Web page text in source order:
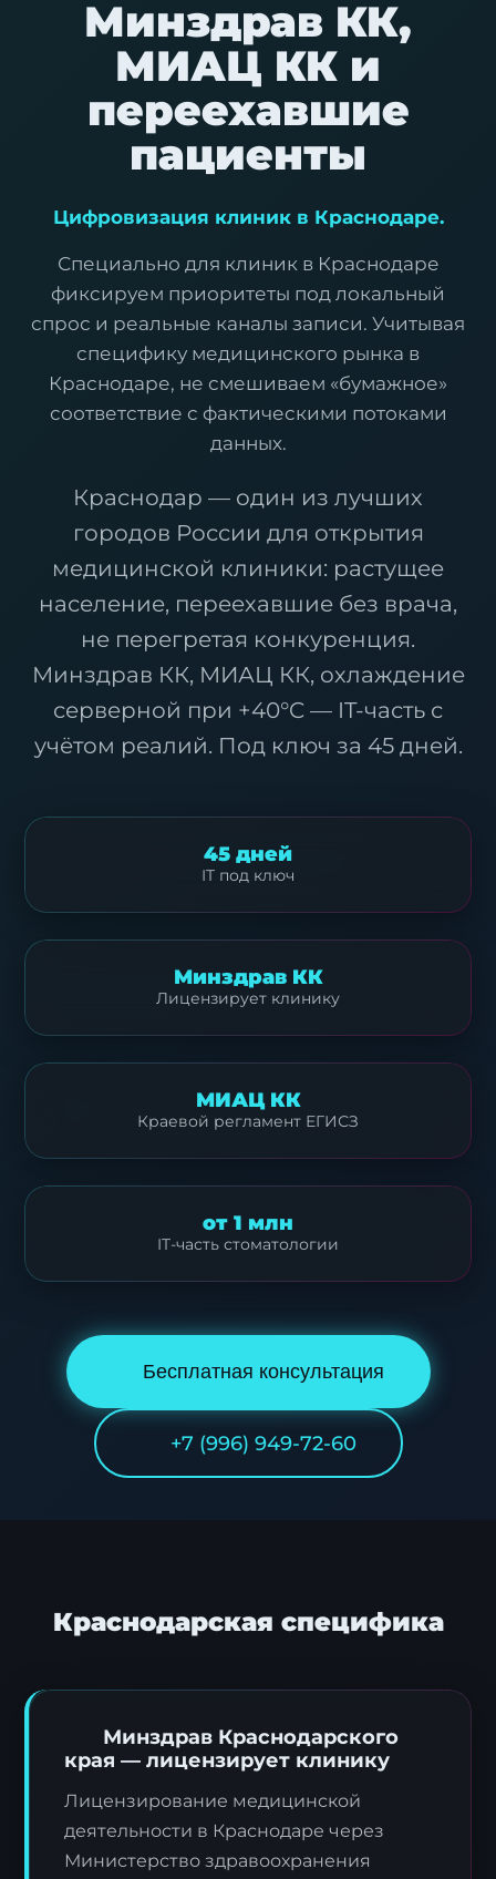
Минздрав КК,
МИАЦ КК и
переехавшие
пациенты
Цифровизация клиник в Краснодаре.
Специально для клиник в Краснодаре
фиксируем приоритеты под локальный
спрос и реальные каналы записи. Учитывая
специфику медицинского рынка в
Краснодаре, не смешиваем «бумажное»
соответствие с фактическими потоками
данных.
Краснодар — один из лучших
городов России для открытия
медицинской клиники: растущее
население, переехавшие без врача,
не перегретая конкуренция.
Минздрав КК, МИАЦ КК, охлаждение
серверной при +40°C — IT-часть с
учётом реалий. Под ключ за 45 дней.
45 дней
IT под ключ
Минздрав КК
Лицензирует клинику
МИАЦ КК
Краевой регламент ЕГИСЗ
от 1 млн
IT-часть стоматологии
Бесплатная консультация
+7 (996) 949-72-60
Краснодарская специфика
Минздрав Краснодарского
края — лицензирует клинику
Лицензирование медицинской
деятельности в Краснодаре через
Министерство здравоохранения